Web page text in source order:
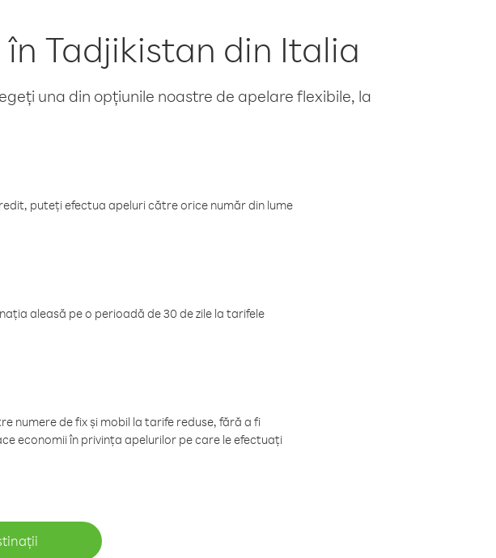
Tadjikistan din Italia
una din opțiunile noastre de apelare flexibile, la
puteți efectua apeluri către orice număr din lume
aleasă pe o perioadă de 30 de zile la tarifele
numere de fix și mobil la tarife reduse, fără a fi
economii în privința apelurilor pe care le efectuați